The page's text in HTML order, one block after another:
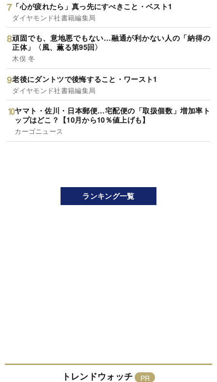
「心が疲れたら」真っ先にすべきこと・ベスト1
ダイヤモンド社書籍編集局
頑固でも、意地悪でもない…融通が利かない人の「納得の
正体」〈風、薫る第95回〉
木俣 冬
老後にダントツで後悔すること・ワースト1
ダイヤモンド社書籍編集局
ヤマト・佐川・日本郵便…宅配便の「取扱個数」増加率ト
ップはどこ？【10月から10％値上げも】
カーゴニュース
ランキング一覧
トレンドウォッチ